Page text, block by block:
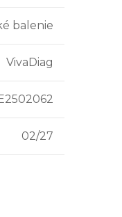
balenie
VivaDiag
02/27